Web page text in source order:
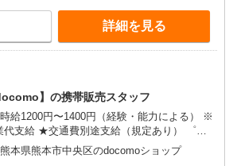
定有) ★月2回払い・週払い可能（規程
★ ゜・。○。・゜+゜・。○。・゜+゜
詳細を見る
】の携帯販売スタッフ
時給1200円〜1400円（経験・能力による） ※
代支給 ★交通費別途支給（規定あり） ゜
。○。・゜+゜・。○。・゜+゜ 入社祝い金10
有) お友達を紹介頂くと, インセンテ
熊本県熊本市中央区のdocomoショップ